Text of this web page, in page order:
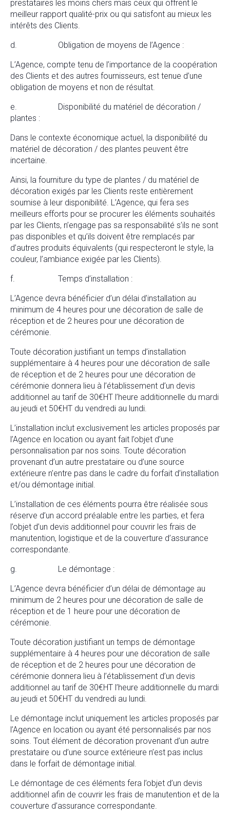
prestataires les moins chers mais ceux qui offrent le
meilleur rapport qualité-prix ou qui satisfont au mieux les
intérêts des Clients.
d. Obligation de moyens de l’Agence :
L’Agence, compte tenu de l’importance de la coopération
des Clients et des autres fournisseurs, est tenue d’une
obligation de moyens et non de résultat.
e. Disponibilité du matériel de décoration /
plantes :
Dans le contexte économique actuel, la disponibilité du
matériel de décoration / des plantes peuvent être
incertaine.
Ainsi, la fourniture du type de plantes / du matériel de
décoration exigés par les Clients reste entièrement
soumise à leur disponibilité. L’Agence, qui fera ses
meilleurs efforts pour se procurer les éléments souhaités
par les Clients, n’engage pas sa responsabilité s’ils ne sont
pas disponibles et qu’ils doivent être remplacés par
d’autres produits équivalents (qui respecteront le style, la
couleur, l’ambiance exigée par les Clients).
f. Temps d’installation :
L’Agence devra bénéficier d’un délai d’installation au
minimum de 4 heures pour une décoration de salle de
réception et de 2 heures pour une décoration de
cérémonie.
Toute décoration justifiant un temps d’installation
supplémentaire à 4 heures pour une décoration de salle
de réception et de 2 heures pour une décoration de
cérémonie donnera lieu à l’établissement d’un devis
additionnel au tarif de 30€HT l’heure additionnelle du mardi
au jeudi et 50€HT du vendredi au lundi.
L’installation inclut exclusivement les articles proposés par
l’Agence en location ou ayant fait l’objet d’une
personnalisation par nos soins. Toute décoration
provenant d’un autre prestataire ou d’une source
extérieure n’entre pas dans le cadre du forfait d’installation
et/ou démontage initial.
L’installation de ces éléments pourra être réalisée sous
réserve d’un accord préalable entre les parties, et fera
l’objet d’un devis additionnel pour couvrir les frais de
manutention, logistique et de la couverture d’assurance
correspondante.
g. Le démontage :
L’Agence devra bénéficier d’un délai de démontage au
minimum de 2 heures pour une décoration de salle de
réception et de 1 heure pour une décoration de
cérémonie.
Toute décoration justifiant un temps de démontage
supplémentaire à 4 heures pour une décoration de salle
de réception et de 2 heures pour une décoration de
cérémonie donnera lieu à l’établissement d’un devis
additionnel au tarif de 30€HT l’heure additionnelle du mardi
au jeudi et 50€HT du vendredi au lundi.
Le démontage inclut uniquement les articles proposés par
l’Agence en location ou ayant été personnalisés par nos
soins. Tout élément de décoration provenant d’un autre
prestataire ou d’une source extérieure n’est pas inclus
dans le forfait de démontage initial.
Le démontage de ces éléments fera l’objet d’un devis
additionnel afin de couvrir les frais de manutention et de la
couverture d’assurance correspondante.